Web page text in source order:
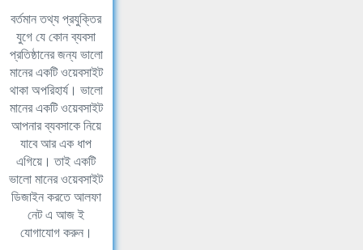
বর্তমান তথ্য প্রযুক্তির
যুগে যে কোন ব্যবসা
প্রতিষ্ঠানের জন্য ভালো
মানের একটি ওয়েবসাইট
থাকা অপরিহার্য। ভালো
মানের একটি ওয়েবসাইট
আপনার ব্যবসাকে নিয়ে
যাবে আর এক ধাপ
এগিয়ে। তাই একটি
ভালো মানের ওয়েবসাইট
ডিজাইন করতে আলফা
নেট এ আজ ই
যোগাযোগ করুন।